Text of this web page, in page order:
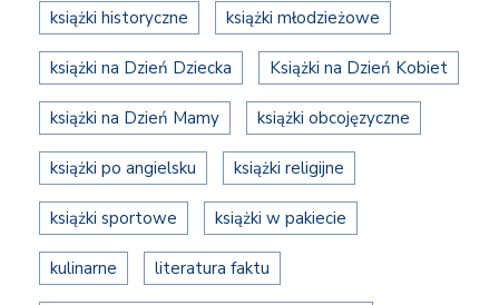
książki historyczne książki młodzieżowe
książki na Dzień Dziecka Książki na Dzień Kobiet
książki na Dzień Mamy książki obcojęzyczne
książki po angielsku książki religijne
książki sportowe książki w pakiecie
kulinarne literatura faktu